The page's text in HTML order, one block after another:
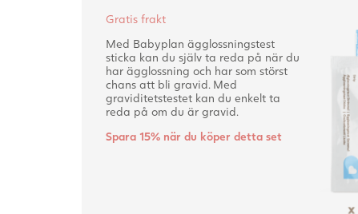
Gratis frakt
Med Babyplan ägglossningstest
sticka kan du själv ta reda på när du
har ägglossning och har som störst
chans att bli gravid. Med
graviditetstestet kan du enkelt ta
reda på om du är gravid.
Spara 15% när du köper detta set